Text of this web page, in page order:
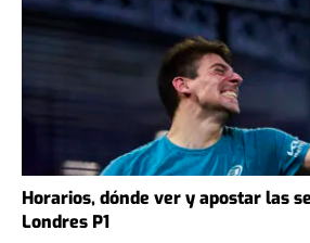
Horarios, dónde ver y apostar las
Londres P1